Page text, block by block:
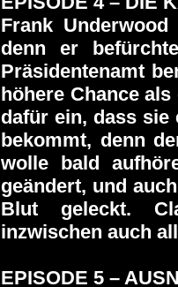
Frank
denn er
Präsidentenamt
höhere Chance
dafür ein, dass sie
bekommt, denn
wolle bald
geändert, und
Blut geleckt.
inzwischen auch
EPISODE 5 –